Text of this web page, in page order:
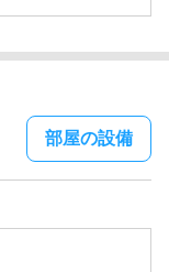
部屋の設備